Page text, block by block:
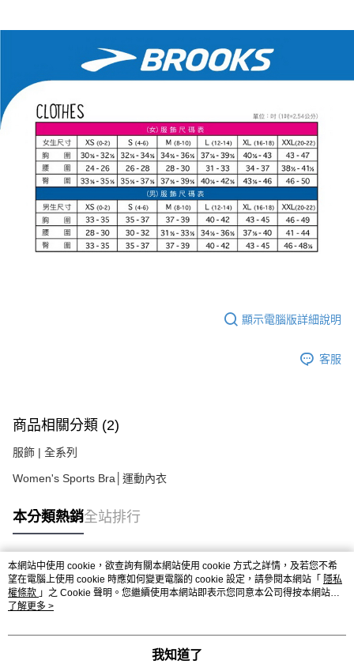
顯示電腦版詳細說明
客服
商品相關分類 (2)
服飾 | 全系列
Women's Sports Bra│運動內衣
本分類熱銷全站排行
熱門標籤
本網站中使用 cookie，欲查詢有關本網站使用 cookie 方式之詳情，及若您不希
望在電腦上使用 cookie 時應如何變更電腦的 cookie 設定，請參閱本網站「 隱私
權條款 」之 Cookie 聲明。您繼續使用本網站即表示您同意本公司得按本網站使
用條款之 Cookie 聲明使用 cookie。
了解更多 >
我知道了